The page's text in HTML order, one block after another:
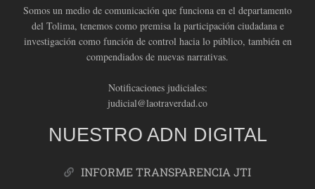
Somos un medio de comunicación que funciona en el departamento
del Tolima, tenemos como premisa la participación ciudadana e
investigación como función de control hacia lo público, también en
compendiados de nuevas narrativas.
Notificaciones judiciales:
judicial@laotraverdad.co
NUESTRO ADN DIGITAL
INFORME TRANSPARENCIA JTI